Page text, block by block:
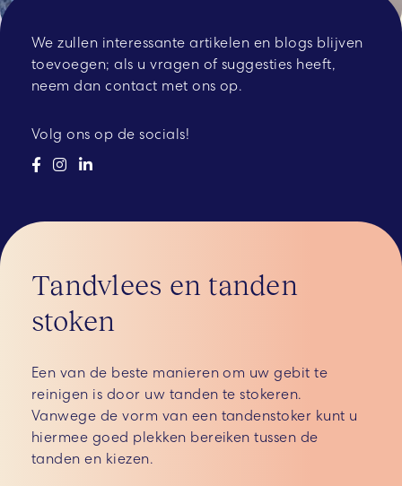
We zullen interessante artikelen en blogs blijven
toevoegen; als u vragen of suggesties heeft,
neem dan contact met ons op.
Volg ons op de socials!
Tandvlees en tanden
stoken
Een van de beste manieren om uw gebit te
reinigen is door uw tanden te stokeren.
Vanwege de vorm van een tandenstoker kunt u
hiermee goed plekken bereiken tussen de
tanden en kiezen.